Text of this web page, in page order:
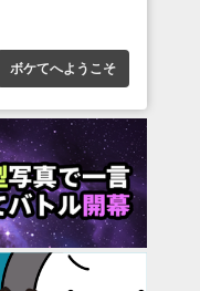
ボケてへようこそ